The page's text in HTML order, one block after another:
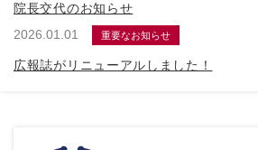
院長交代のお知らせ
2026.01.01
重要なお知らせ
広報誌がリニューアルしました！